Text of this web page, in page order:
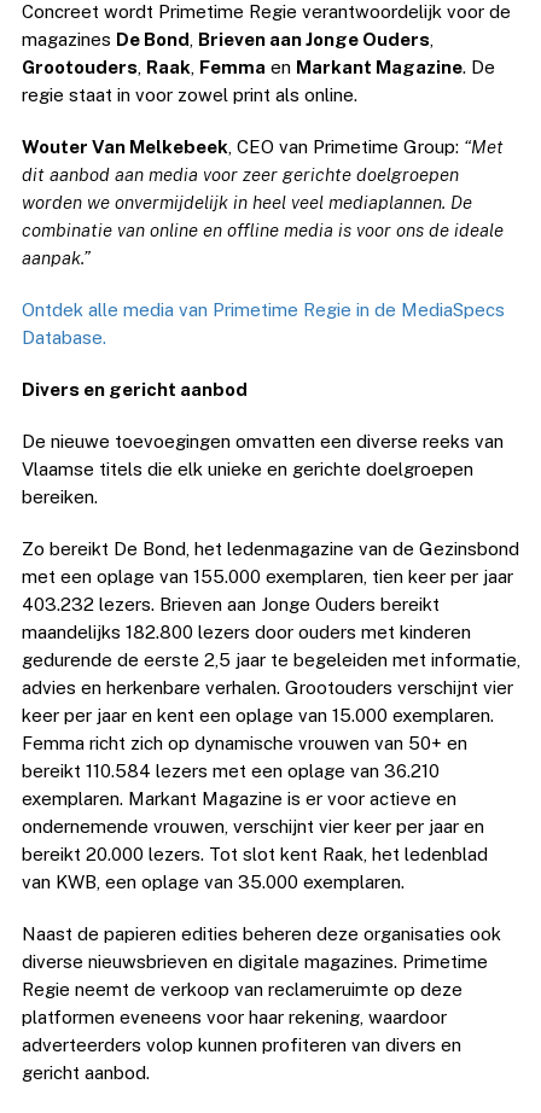
Concreet wordt Primetime Regie verantwoordelijk voor de
magazines De Bond, Brieven aan Jonge Ouders,
Grootouders, Raak, Femma en Markant Magazine. De
regie staat in voor zowel print als online.
Wouter Van Melkebeek, CEO van Primetime Group: “Met
dit aanbod aan media voor zeer gerichte doelgroepen
worden we onvermijdelijk in heel veel mediaplannen. De
combinatie van online en offline media is voor ons de ideale
aanpak.”
Ontdek alle media van Primetime Regie in de MediaSpecs
Database.
Divers en gericht aanbod
De nieuwe toevoegingen omvatten een diverse reeks van
Vlaamse titels die elk unieke en gerichte doelgroepen
bereiken.
Zo bereikt De Bond, het ledenmagazine van de Gezinsbond
met een oplage van 155.000 exemplaren, tien keer per jaar
403.232 lezers. Brieven aan Jonge Ouders bereikt
maandelijks 182.800 lezers door ouders met kinderen
gedurende de eerste 2,5 jaar te begeleiden met informatie,
advies en herkenbare verhalen. Grootouders verschijnt vier
keer per jaar en kent een oplage van 15.000 exemplaren.
Femma richt zich op dynamische vrouwen van 50+ en
bereikt 110.584 lezers met een oplage van 36.210
exemplaren. Markant Magazine is er voor actieve en
ondernemende vrouwen, verschijnt vier keer per jaar en
bereikt 20.000 lezers. Tot slot kent Raak, het ledenblad
van KWB, een oplage van 35.000 exemplaren.
Naast de papieren edities beheren deze organisaties ook
diverse nieuwsbrieven en digitale magazines. Primetime
Regie neemt de verkoop van reclameruimte op deze
platformen eveneens voor haar rekening, waardoor
adverteerders volop kunnen profiteren van divers en
gericht aanbod.